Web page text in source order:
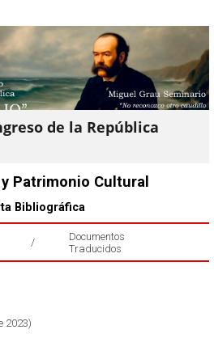
de la República
Patrimonio Cultural
Bibliográfica
/
Documentos
Traducidos
2023)